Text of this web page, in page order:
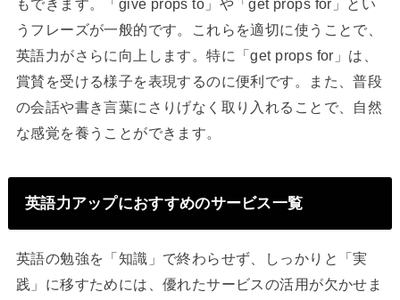
もできます。「give props to」や「get props for」とい
うフレーズが一般的です。これらを適切に使うことで、
英語力がさらに向上します。特に「get props for」は、
賞賛を受ける様子を表現するのに便利です。また、普段
の会話や書き言葉にさりげなく取り入れることで、自然
な感覚を養うことができます。
英語力アップにおすすめのサービス一覧
英語の勉強を「知識」で終わらせず、しっかりと「実
践」に移すためには、優れたサービスの活用が欠かせま